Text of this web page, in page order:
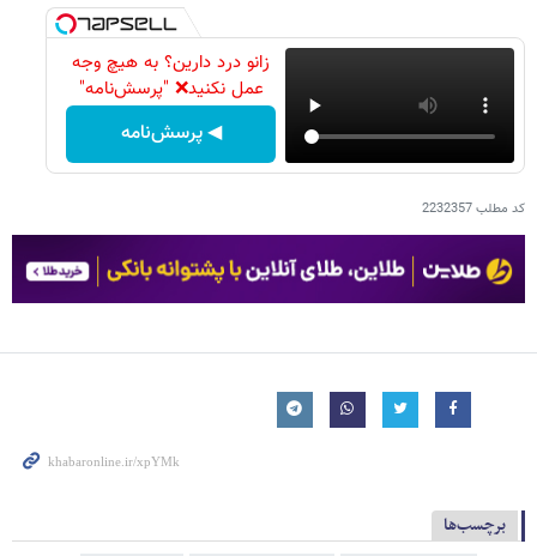
زانو درد دارین؟ به هیچ وجه
عمل نکنید❌ "پرسش‌نامه"
◀ پرسش‌نامه
کد مطلب2232357
برچسب‌ها